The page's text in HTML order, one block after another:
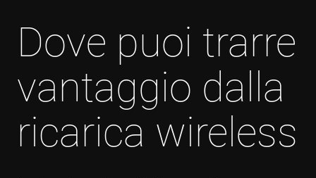
Dove puoi trarre
vantaggio dalla
ricarica wireless